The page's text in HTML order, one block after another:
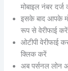
मोबाइल नंबर
इसके बाद आपके
रूप से वेरीफाई करें
ओटीपी वेरीफाई
क्लिक करें
अब पर्सनल लोन